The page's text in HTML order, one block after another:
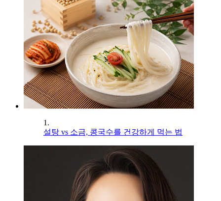
1.
설탕 vs 소금, 콩국수를 건강하게 먹는 법